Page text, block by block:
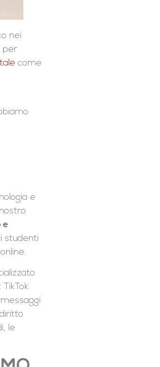
nei
per
come
e
e
studenti
le